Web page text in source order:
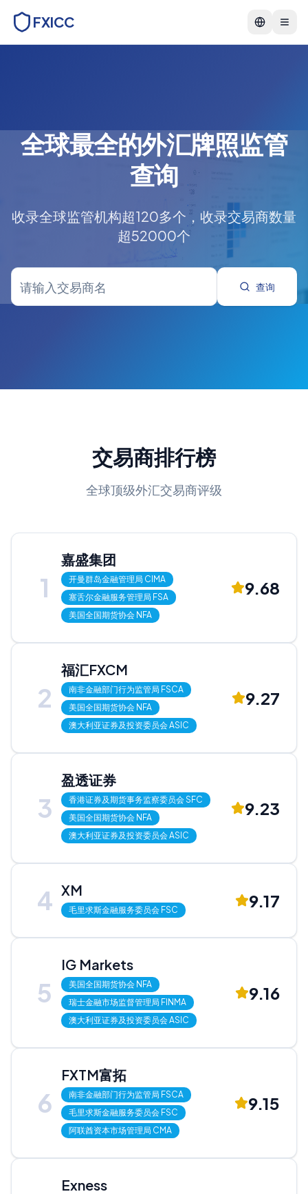
FXICC Menu
全球最全的外汇牌照监管
查询
收录全球监管机构超120多个，收录交易商数量
超52000个
查询
交易商排行榜
全球顶级外汇交易商评级
1
嘉盛集团
开曼群岛金融管理局 CIMA
塞舌尔金融服务管理局 FSA
美国全国期货协会 NFA
9.68
2
福汇FXCM
南非金融部门行为监管局 FSCA
美国全国期货协会 NFA
澳大利亚证券及投资委员会ASIC
9.27
3
盈透证券
香港证券及期货事务监察委员会SFC
美国全国期货协会 NFA
澳大利亚证券及投资委员会ASIC
9.23
4 XM
毛里求斯金融服务委员会 FSC 9.17
5
IG Markets
美国全国期货协会 NFA
瑞士金融市场监督管理局 FINMA
澳大利亚证券及投资委员会ASIC
9.16
6
FXTM富拓
南非金融部门行为监管局 FSCA
毛里求斯金融服务委员会 FSC
阿联酋资本市场管理局 CMA
9.15
Exness